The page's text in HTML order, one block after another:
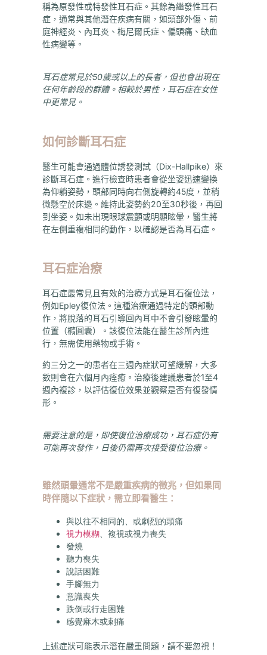
稱為原發性或特發性耳石症。其餘為繼發性耳石
症，通常與其他潛在疾病有關，如頭部外傷、前
庭神經炎、內耳炎、梅尼爾氏症、偏頭痛、缺血
性病變等。
耳石症常見於50歲或以上的長者，但也會出現在
任何年齡段的群體。相較於男性，耳石症在女性
中更常見。
如何診斷耳石症
醫生可能會通過體位誘發測試（Dix-Hallpike）來
診斷耳石症。進行檢查時患者會從坐姿迅速變換
為仰躺姿勢，頭部同時向右側旋轉約45度，並稍
微懸空於床邊。維持此姿勢約20至30秒後，再回
到坐姿。如未出現眼球震顫或明顯眩暈，醫生將
在左側重複相同的動作，以確認是否為耳石症。
耳石症治療
耳石症最常見且有效的治療方式是耳石復位法，
例如Epley復位法。這種治療通過特定的頭部動
作，將脫落的耳石引導回內耳中不會引發眩暈的
位置（橢圓囊）。該復位法能在醫生診所內進
行，無需使用藥物或手術。
約三分之一的患者在三週內症狀可望緩解，大多
數則會在六個月內痊癒。治療後建議患者於1至4
週內複診，以評估復位效果並觀察是否有復發情
形。
需要注意的是，即使復位治療成功，耳石症仍有
可能再次發作，日後仍需再次接受復位治療。
雖然頭暈通常不是嚴重疾病的徵兆，但如果同
時伴隨以下症狀，需立即看醫生：
與以往不相同的、或劇烈的頭痛
視力模糊、複視或視力喪失
發燒
聽力喪失
說話困難
手腳無力
意識喪失
跌倒或行走困難
感覺麻木或刺痛
上述症狀可能表示潛在嚴重問題，請不要忽視！